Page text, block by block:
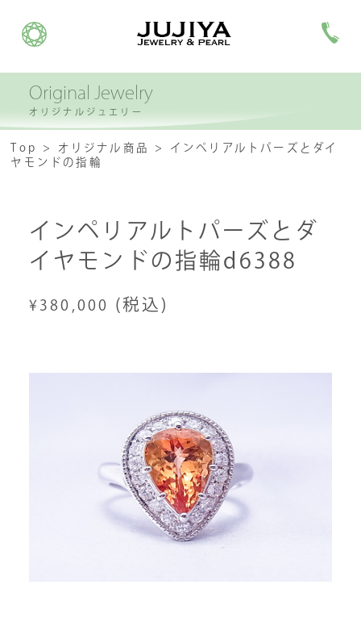
Original Jewelry
オリジナルジュエリー
Top オリジナル商品
インペリアルトパーズとダイ
ヤモンドの指輪
インペリアルトパーズとダ
イヤモンドの指輪d6388
¥380,000 (税込)